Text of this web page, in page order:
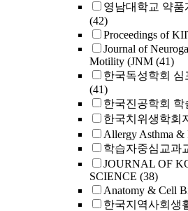
영남대학교 약
(42)
Proceedings of
Journal of
Motility (JNM (41)
한국독성학회 심
(41)
한국진공학회 학
한국치위생학회지
Allergy Asthma &
학습자중심교과
JOURNAL OF
SCIENCE (38)
Anatomy & Cell
한국지역사회생